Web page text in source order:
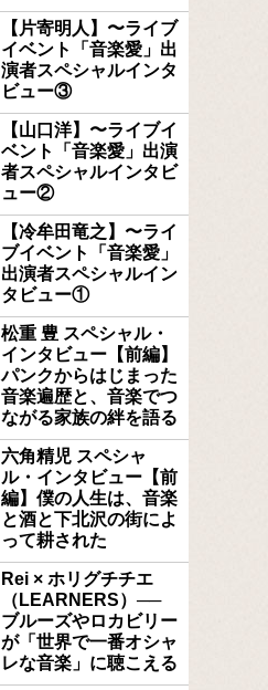
【片寄明人】〜ライブ
イベント「音楽愛」出
演者スペシャルインタ
ビュー③
【山口洋】〜ライブイ
ベント「音楽愛」出演
者スペシャルインタビ
ュー②
【冷牟田竜之】〜ライ
ブイベント「音楽愛」
出演者スペシャルイン
タビュー①
松重 豊 スペシャル・
インタビュー【前編】
パンクからはじまった
音楽遍歴と、音楽でつ
ながる家族の絆を語る
六角精児 スペシャ
ル・インタビュー【前
編】僕の人生は、音楽
と酒と下北沢の街によ
って耕された
Rei × ホリグチチエ
（LEARNERS）──
ブルーズやロカビリー
が「世界で一番オシャ
レな音楽」に聴こえる